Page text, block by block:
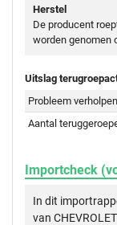
Herstel
De producent
worden genomen
Uitslag
Probleem
Aantal
Importcheck
In dit
van